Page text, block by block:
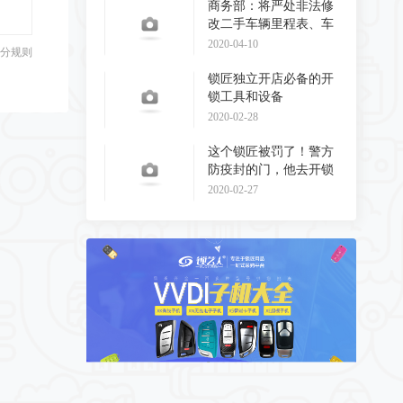
商务部：将严处非法修
改二手车辆里程表、车
辆识别代码和发动
2020-04-10
锁匠独立开店必备的开
锁工具和设备
2020-02-28
这个锁匠被罚了！警方
防疫封的门，他去开锁
了！
2020-02-27
规则